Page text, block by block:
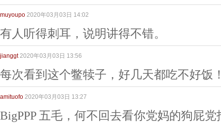
muyoupo 2020年03月03日 14:02
有人听得刺耳，说明讲得不错。
jianggt 2020年03月03日 13:56
每次看到这个鳖犊子，好几天都吃不好饭
amituofo 2020年03月03日 13:27
BigPPP 五毛，何不回去看你党妈的狗屁党